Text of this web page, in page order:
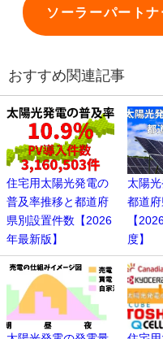
ソーラーパート
おすすめ関連記事
住宅用太陽光発電の
普及率推移と都道府
県別設置件数【2026
年最新版】
太陽
都道
【
度】